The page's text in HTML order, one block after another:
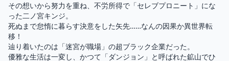
その想いから努力を重ね、不労所得で「セレブプロニート」にな
った二ノ宮キンジ。
死ぬまで怠惰に暮らす決意をした矢先……なんの因果か異世界転
移！
辿り着いたのは「迷宮が職場」の超ブラック企業だった。
優雅な生活は一変し、かつて「ダンジョン」と呼ばれた鉱山でひ